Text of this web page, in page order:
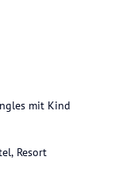
mit Kind
Resort